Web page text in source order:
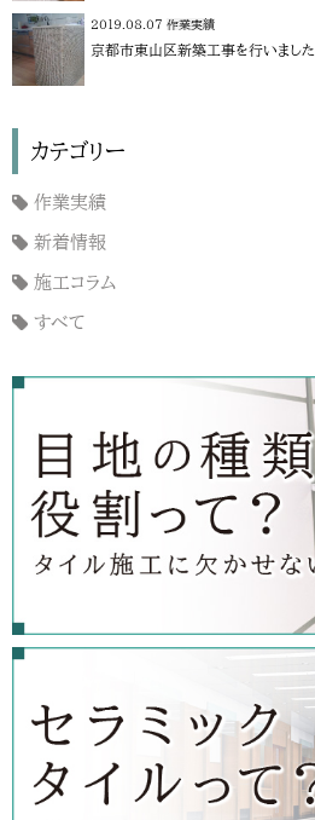
2019.08.07 作業実績
京都市東山区新築工事を行いました
カテゴリー
作業実績
新着情報
施工コラム
すべて